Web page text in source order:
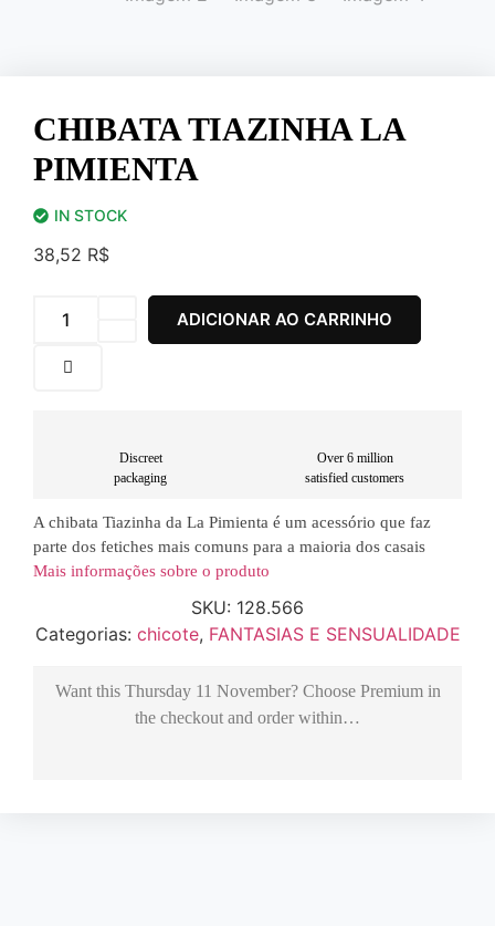
CHIBATA TIAZINHA LA
PIMIENTA
IN STOCK
38,52 R$
ADICIONAR AO CARRINHO
Discreet
packaging
Over 6 million
satisfied customers
A chibata Tiazinha da La Pimienta é um acessório que faz
parte dos fetiches mais comuns para a maioria dos casais
Mais informações sobre o produto
SKU: 128.566
Categorias: chicote, FANTASIAS E SENSUALIDADE
Want this Thursday 11 November? Choose Premiumin
the checkout and order within…